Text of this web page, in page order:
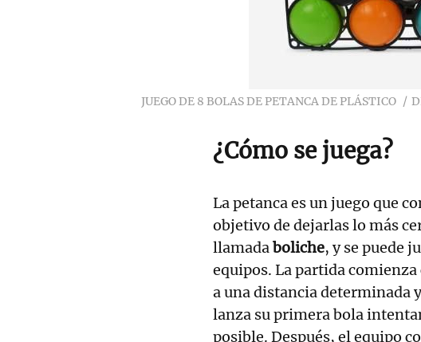
JUEGO DE 8 BOLAS DE PETANCA DE PLÁSTICO
¿Cómo se juega?
La petanca es un juego que
objetivo de dejarlas lo más
llamadaboliche, y se puede
equipos. La partida
a una distancia determinada
lanza su primera bola
posible. Después, el equipo